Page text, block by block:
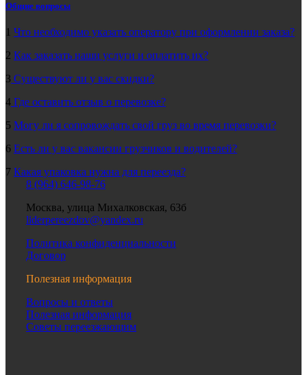
Общие вопросы
1 Что необходимо указать оператору при оформлении заказа?
2 Как заказать наши услуги и оплатить их?
3 Существуют ли у вас скидки?
4 Где оставить отзыв о перевозке?
5 Могу ли я сопровождать свой груз во время перевозки?
6 Есть ли у вас вакансии грузчиков и водителей?
7 Какая упаковка нужна для переезда?
8 (964) 646-98-76
Москва, улица Михалковская, 63б
liderpereezdov@yandex.ru
Политика конфиденциальности
Договор
Полезная информация
Вопросы и ответы
Полезная информация
Советы переезжающим